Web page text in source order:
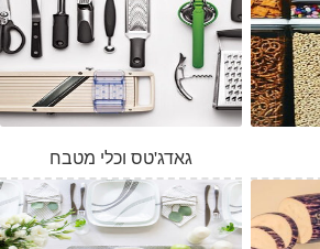
גאדג'טס וכלי מטבח